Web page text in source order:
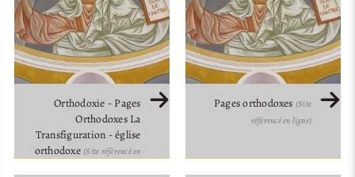
Orthodoxie - Pages
Orthodoxes La
Transfiguration - église
orthodoxe (Site référencé en
Pages orthodoxes (Site
référencé en ligne)